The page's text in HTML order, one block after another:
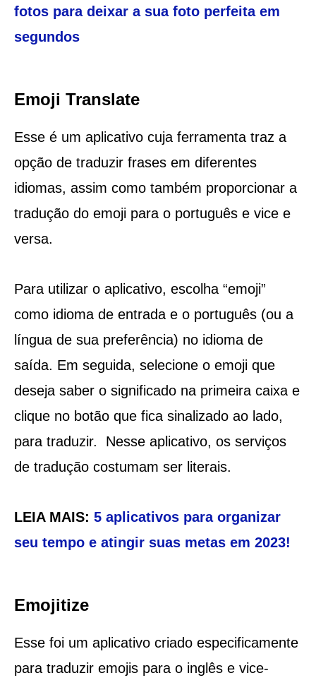
fotos para deixar a sua foto perfeita em
segundos
Emoji Translate
Esse é um aplicativo cuja ferramenta traz a
opção de traduzir frases em diferentes
idiomas, assim como também proporcionar a
tradução do emoji para o português e vice e
versa.
Para utilizar o aplicativo, escolha “emoji”
como idioma de entrada e o português (ou a
língua de sua preferência) no idioma de
saída. Em seguida, selecione o emoji que
deseja saber o significado na primeira caixa e
clique no botão que fica sinalizado ao lado,
para traduzir. Nesse aplicativo, os serviços
de tradução costumam ser literais.
LEIA MAIS: 5 aplicativos para organizar
seu tempo e atingir suas metas em 2023!
Emojitize
Esse foi um aplicativo criado especificamente
para traduzir emojis para o inglês e vice-